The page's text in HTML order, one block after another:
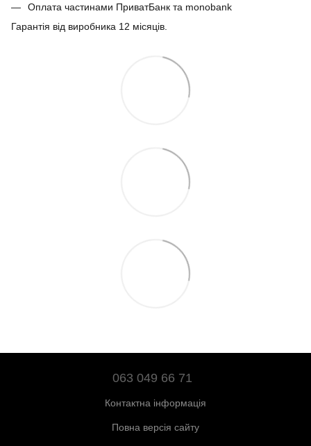
Оплата частинами ПриватБанк та monobank
Гарантія від виробника 12 місяців.
063 049 66 71
Контактна інформація
Повна версія сайту